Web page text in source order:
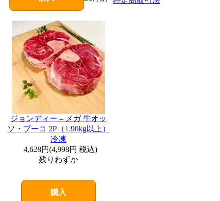
ジョンディー – メガ 牛オッ
ソ・ブーコ 2P（1.90kg以上）
冷凍
4,628円(4,998円 税込)
残りわずか
購入